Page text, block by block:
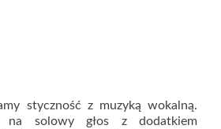
styczność z muzyką wokalną.
solowy głos z dodatkiem